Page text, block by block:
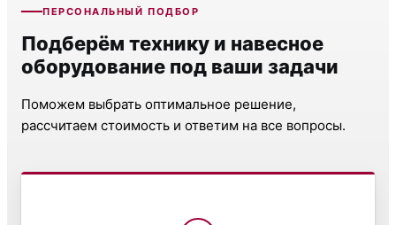
ПЕРСОНАЛЬНЫЙ ПОДБОР
Подберём технику и навесное
оборудование под ваши задачи
Поможем выбрать оптимальное решение,
рассчитаем стоимость и ответим на все вопросы.